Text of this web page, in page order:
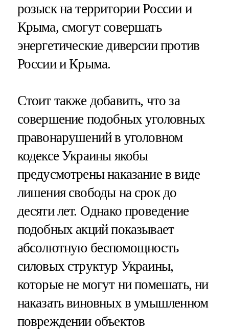
розыск на территории России и
Крыма, смогут совершать
энергетические диверсии против
России и Крыма.
Стоит также добавить, что за
совершение подобных уголовных
правонарушений в уголовном
кодексе Украины якобы
предусмотрены наказание в виде
лишения свободы на срок до
десяти лет. Однако проведение
подобных акций показывает
абсолютную беспомощность
силовых структур Украины,
которые не могут ни помешать, ни
наказать виновных в умышленном
повреждении объектов